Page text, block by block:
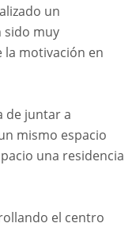
un
sido muy
motivación en
de juntar a
mismo espacio
una residencia
el centro